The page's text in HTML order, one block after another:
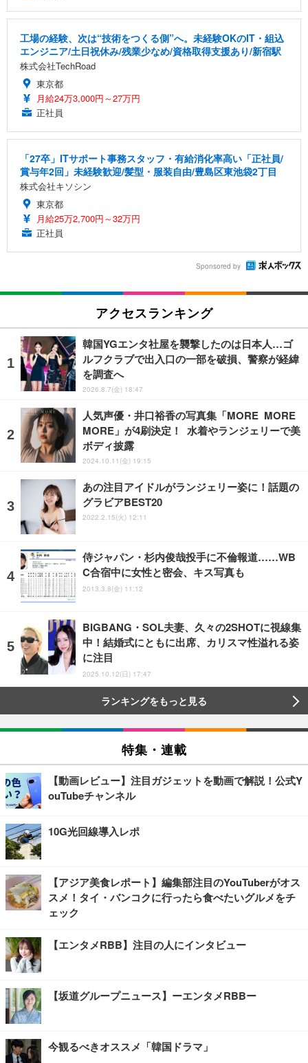
工場の経験、次は“技術をつくる側”へ。未経験OKのIT・組込
エンジニア/土日祝休み/残業少なめ/資格取得支援あり/新宿駅
株式会社TechRoad
東京都
月給24万3,000円～27万円
正社員
「27卒」ITサポート事務スタッフ・有給消化率高い「正社員/
賞与年2回」未経験歓迎/髪型・服装自由/豊島区東池袋2丁目
株式会社キソシン
東京都
月給25万2,700円～32万円
正社員
Sponsored by
アクセスランキング
韓国YGエンタ社屋を襲撃したのは日本人…ゴ
ルフクラブで出入口の一部を破損、警察が経緯
を調査へ
2026.8.7(金) 18:47
人気声優・井口裕香の写真集「MORE MORE
MORE」が4刷決定！ 水着やランジェリーで美
ボディ披露
2024.10.11(金) 19:15
あの注目アイドルがランジェリー姿に！話題の
グラビアBEST20
2022.2.15(火) 12:11
侍ジャパン・杉内俊哉投手に不倫報道……WB
C合宿中に女性と密会、キス写真も
2013.3.8(金) 11:12
BIGBANG・SOL夫妻、久々の2SHOTに視線集
中！結婚式にともに出席、カリスマ性溢れる姿
に注目
2025.10.12(日) 17:47
ランキングをもっと見る
特集・連載
【動画レビュー】注目ガジェットを動画で解説！公式Y
ouTubeチャンネル
10G光回線導入レポ
【アジア美食レポート】編集部注目のYouTuberがオス
スメ！タイ・バンコクに行ったら食べたいグルメをチ
ェック
【エンタメRBB】注目の人にインタビュー
【坂道グループニュース】ーエンタメRBBー
今観るべきオススメ「韓国ドラマ」